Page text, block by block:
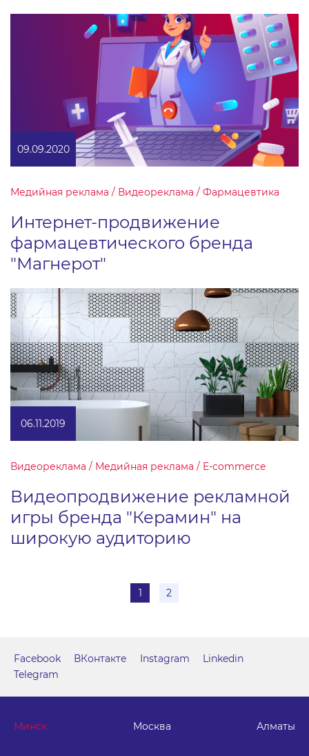
09.09.2020
Медийная реклама / Видеореклама / Фармацевтика
Интернет-продвижение
фармацевтического бренда
"Магнерот"
06.11.2019
Видеореклама / Медийная реклама / E-commerce
Видеопродвижение рекламной
игры бренда "Керамин" на
широкую аудиторию
1 2
Минск Москва Алматы
Facebook ВКонтакте Instagram
Linkedin
Telegram